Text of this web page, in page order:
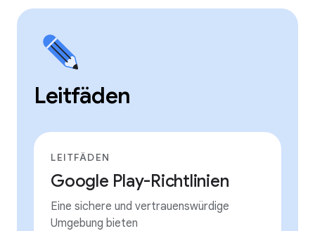
Leitfäden
LEITFÄDEN
Google Play-Richtlinien
Eine sichere und vertrauenswürdige
Umgebung bieten